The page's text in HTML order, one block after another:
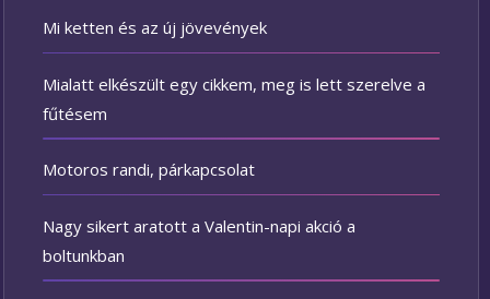
Mi ketten és az új jövevények
Mialatt elkészült egy cikkem, meg is lett szerelve a
fűtésem
Motoros randi, párkapcsolat
Nagy sikert aratott a Valentin-napi akció a
boltunkban